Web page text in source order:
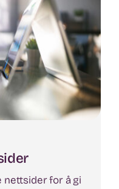
nettsider for å gi